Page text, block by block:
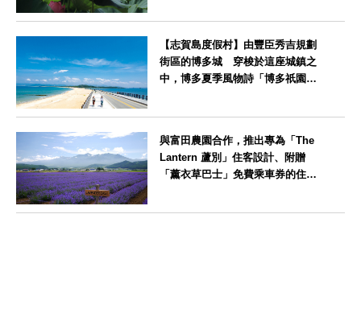
【志賀島度假村】由豐臣秀吉規劃
街區的博多城 穿梭於這座城鎮之
中，博多夏季風物詩「博多祇園山
與富田農園合作，推出專為「The
Lantern 蘆別」住客設計、附贈
「薰衣草巴士」免費乘車券的住宿